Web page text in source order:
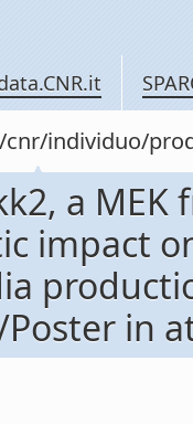
individuo/
a
impact
in